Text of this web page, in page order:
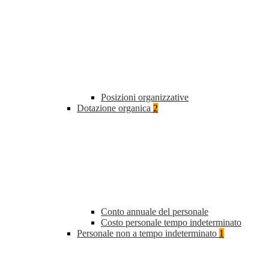
Posizioni organizzative
Dotazione organica 2
Conto annuale del personale
Costo personale tempo indeterminato
Personale non a tempo indeterminato 1